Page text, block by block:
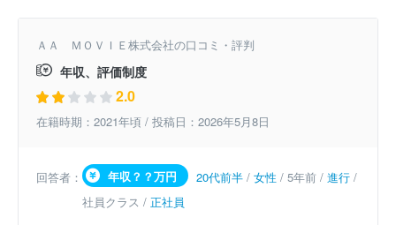
ＡＡ ＭＯＶＩＥ株式会社の口コミ・評判
年収、評価制度
2.0
在籍時期：2021年頃 / 投稿日：2026年5月8日
回答者： 年収？？万円 20代前半 /女性 / 5年前 /進行 /
社員クラス / 正社員